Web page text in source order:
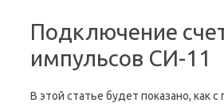
Подключение
импульсов СИ-11
В этой статье будет показано, как